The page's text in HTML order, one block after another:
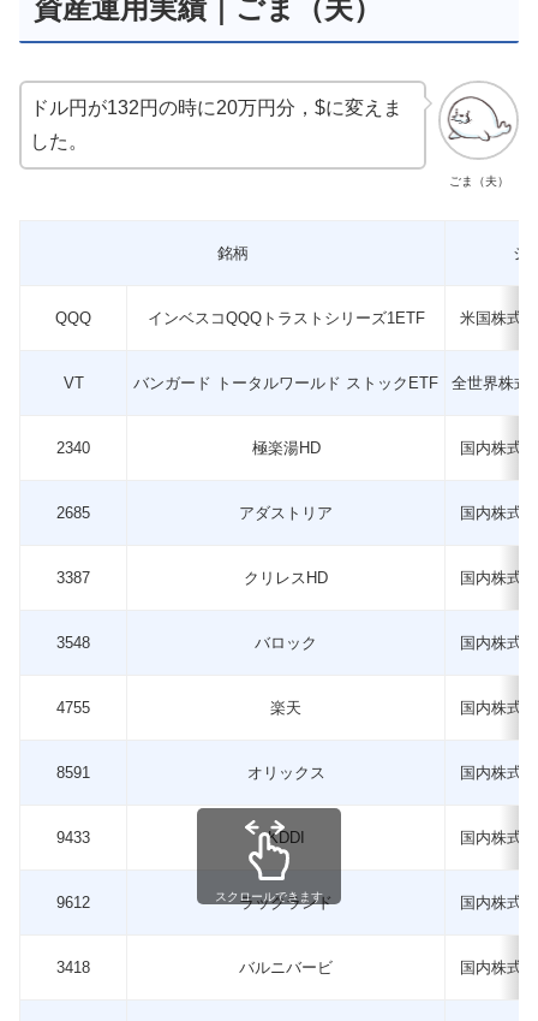
資産運用実績｜ごま（夫）
ごま（夫）
ドル円が132円の時に20万円分，$に変えま
した。
銘柄 ジ
QQQ インベスコQQQトラストシリーズ1ETF 米国株式
VT バンガード トータルワールド ストックETF 全世界株式
2340 極楽湯HD 国内株式
2685 アダストリア 国内株式
3387 クリレスHD 国内株式
3548 バロック 国内株式
4755 楽天 国内株式
8591 オリックス 国内株式
9433 KDDI 国内株式
9612 ラックランド 国内株式
3418 バルニバービ 国内株式
スクロールできます